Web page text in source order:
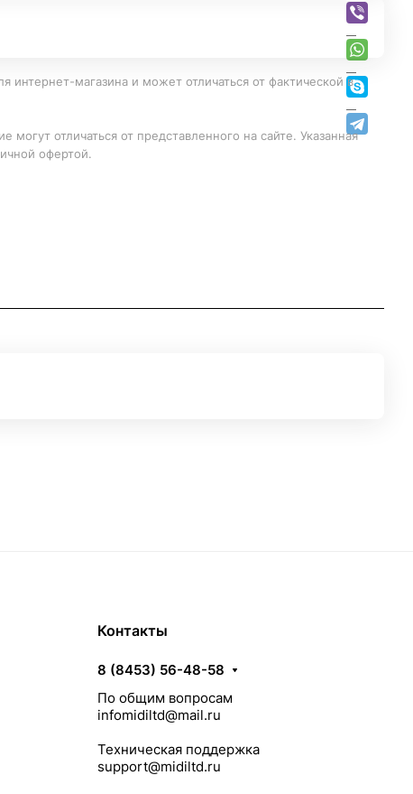
интернет-магазина и может отличаться от фактической в
могут отличаться от представленного на сайте. Указанная
офертой.
Контакты
8 (8453) 56-48-58
По общим вопросам
infomidiltd@mail.ru
Техническая поддержка
support@midiltd.ru